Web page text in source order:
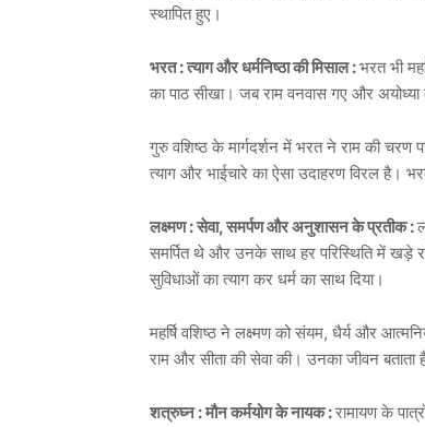
स्थापित हुए।
भरत : त्याग और धर्मनिष्ठा की मिसाल :भरत भी
का पाठ सीखा। जब राम वनवास गए और अयोध्या
गुरु वशिष्ठ के मार्गदर्शन में भरत ने राम की चरण
त्याग और भाईचारे का ऐसा उदाहरण विरल है।
लक्ष्मण : सेवा, समर्पण और अनुशासन के प्रतीक :
समर्पित थे और उनके साथ हर परिस्थिति में खड़े
सुविधाओं का त्याग कर धर्म का साथ दिया।
महर्षि वशिष्ठ ने लक्ष्मण को संयम, धैर्य और
राम और सीता की सेवा की। उनका जीवन बताता
शत्रुघ्न : मौन कर्मयोग के नायक :रामायण के